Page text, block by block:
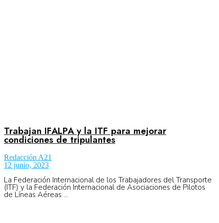
Trabajan IFALPA y la ITF para mejorar
condiciones de tripulantes
Redacción A21
12 junio, 2023
La Federación Internacional de los Trabajadores del Transporte
(ITF) y la Federación Internacional de Asociaciones de Pilotos
de Líneas Aéreas ...